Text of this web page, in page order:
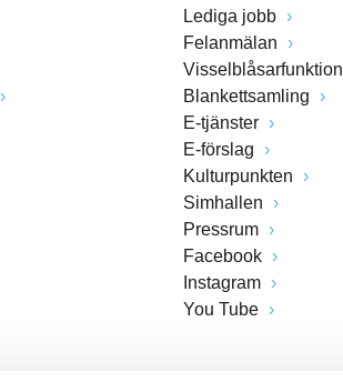
Lediga jobb
Felanmälan
Visselblåsarfunktion
Blankettsamling
E-tjänster
E-förslag
Kulturpunkten
Simhallen
Pressrum
Facebook
Instagram
You Tube